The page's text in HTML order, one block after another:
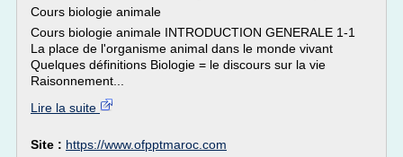
Cours biologie animale
Cours biologie animale INTRODUCTION GENERALE 1-1
La place de l'organisme animal dans le monde vivant
Quelques définitions Biologie = le discours sur la vie
Raisonnement...
Lire la suite
Site : https://www.ofpptmaroc.com